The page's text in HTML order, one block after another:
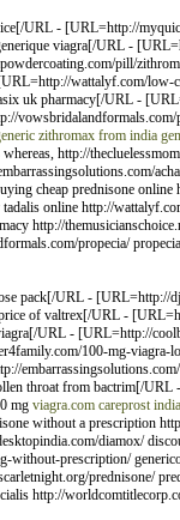
URL - [URL=http://
viagra[/URL -
pill/
wattalyf.com/
uk pharmacy[/URL -
zithromax from india
http://
cheap prednisone
online http://
http://
propecia/
pack[/URL - [URL=http://
of valtrex[/URL -
URL - [URL=http://
100-mg-
throat from bactrim[/URL
mg viagra.com careprost
without a prescription
diamox/
prescription/
prednisone/
http://